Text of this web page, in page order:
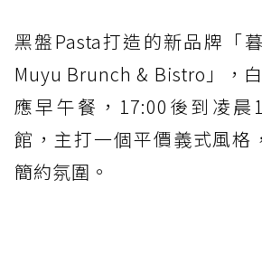
黑盤Pasta打造的新品牌「
Muyu Brunch & Bistro」，
應早午餐，17:00後到凌晨
館，主打一個平價義式風格
簡約氛圍。